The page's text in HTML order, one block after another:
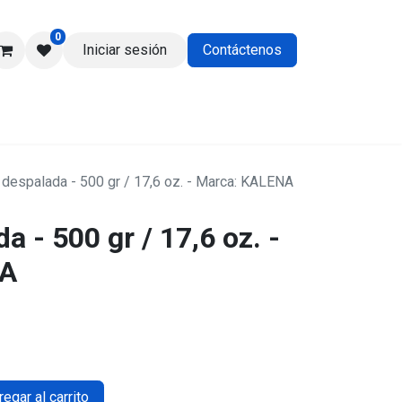
0
Iniciar sesión Contáctenos
despalada - 500 gr / 17,6 oz. - Marca: KALENA
- 500 gr / 17,6 oz. -
al carrito